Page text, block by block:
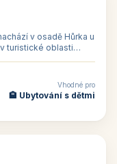
v osadě Hůrka u
turistické oblasti
Vhodné pro
🏨 Ubytování s dětmi